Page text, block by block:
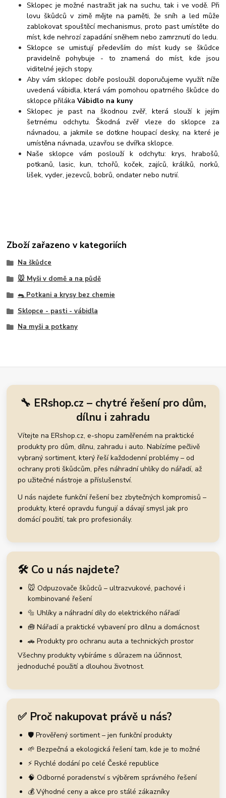
Sklopec je možné nastražit jak na suchu, tak i ve vodě. Při
lovu škůdců v zimě mějte na paměti, že sníh a led může
zablokovat spouštěcí mechanismus, proto past umístěte do
míst, kde nehrozí zapadání sněhem nebo zamrznutí do ledu.
Sklopce se umisťují především do míst kudy se škůdce
pravidelně pohybuje - to znamená do míst, kde jsou
viditelné jejich stopy.
Aby vám sklopec dobře posloužil doporučujeme využít níže
uvedená vábidla, která vám pomohou opatrného škůdce do
sklopce přilákaVábidlo na kuny
Sklopec je past na škodnou zvěř, která slouží k jejím
šetrnému odchytu. Škodná zvěř vleze do sklopce za
návnadou, a jakmile se dotkne houpací desky, na které je
umístěna návnada, uzavřou se dvířka sklopce.
Naše sklopce vám poslouží k odchytu: krys, hrabošů,
potkanů, lasic, kun, tchořů, koček, zajíců, králíků, norků,
lišek, vyder, jezevců, bobrů, ondater nebo nutrií.
Zboží zařazeno v kategoriích
Na škůdce
🐭 Myši v domě a na půdě
🐀 Potkani a krysy bez chemie
Sklopce - pasti - vábidla
Na myši a potkany
🔧 ERshop.cz – chytré řešení pro dům,
dílnu i zahradu
Vítejte na ERshop.cz, e-shopu zaměřeném na praktické
produkty pro dům, dílnu, zahradu i auto. Nabízíme pečlivě
vybraný sortiment, který řeší každodenní problémy – od
ochrany proti škůdcům, přes náhradní uhlíky do nářadí, až
po užitečné nástroje a příslušenství.
U nás najdete funkční řešení bez zbytečných kompromisů –
produkty, které opravdu fungují a dávají smysl jak pro
domácí použití, tak pro profesionály.
🛠️ Co u nás najdete?
🐭 Odpuzovače škůdců – ultrazvukové, pachové i
kombinované řešení
🔩 Uhlíky a náhradní díly do elektrického nářadí
🧰 Nářadí a praktické vybavení pro dílnu a domácnost
🚗 Produkty pro ochranu auta a technických prostor
Všechny produkty vybíráme s důrazem na účinnost,
jednoduché použití a dlouhou životnost.
✅ Proč nakupovat právě u nás?
🛡️ Prověřený sortiment – jen funkční produkty
🌱 Bezpečná a ekologická řešení tam, kde je to možné
⚡ Rychlé dodání po celé České republice
🧠 Odborné poradenství s výběrem správného řešení
💰 Výhodné ceny a akce pro stálé zákazníky